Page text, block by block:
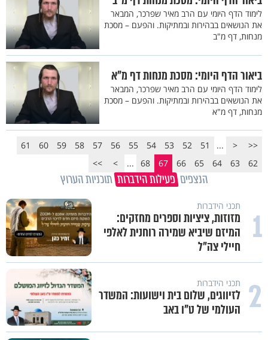
לימוד הדף היומי עם הרב מאיר שפרכר, המבאר
את הנושאים בבהירות ובמתיקות. והפעם – מסכת
מנחות, דף מ"ב
ביאור הדף היומי: מסכת מנחות דף מ"א
לימוד הדף היומי עם הרב מאיר שפרכר, המבאר
את הנושאים בבהירות ובמתיקות. והפעם – מסכת
מנחות, דף מ"א
<<
<
...
51
52
53
54
55
56
57
58
59
60
61
62
63
64
65
66
67
68
...
>
>>
הנצפים פעילות הידברות תוכניות הערוץ
1 תכני הידברות
מזוזות, ציציות וספרים מחזקים:
המיזם שיביא שמירה רוחנית לאלפי
חיילי צה"ל
2 תכני הידברות
לזיווגים, שלום בית וישועות: המשדר
העולמי של ט"ו באב